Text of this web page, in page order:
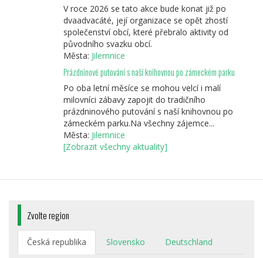
V roce 2026 se tato akce bude konat již po
dvaadvacáté, její organizace se opět zhostí
společenství obcí, které přebralo aktivity od
původního svazku obcí.
Města: Jilemnice
Prázdninové putování s naší knihovnou po zámeckém parku
Po oba letní měsíce se mohou velcí i malí
milovníci zábavy zapojit do tradičního
prázdninového putování s naší knihovnou po
zámeckém parku.Na všechny zájemce...
Města: Jilemnice
[Zobrazit všechny aktuality]
Zvolte region
Česká republika Slovensko Deutschland